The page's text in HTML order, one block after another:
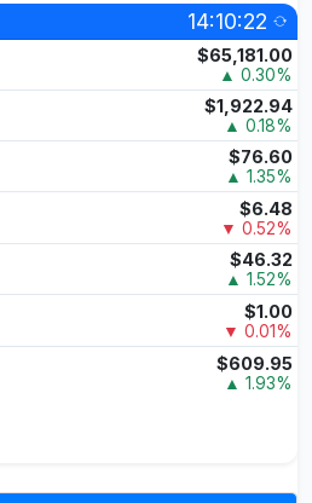
14:10:22
$65,181.00
▲ 0.30%
$1,922.94
▲ 0.18%
$76.60
▲ 1.35%
$6.48
▼ 0.52%
$46.32
▲ 1.52%
$1.00
▼ 0.01%
$609.95
▲ 1.93%